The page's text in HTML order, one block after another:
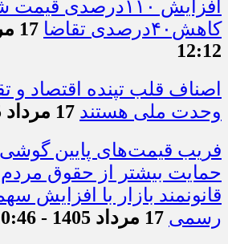
افزایش ۱۱۰درصدی
کاهش۴۰درصدی تقاضا
12:12
اصناف قلب تپنده اقتصاد و
وحدت ملی هستند 17 مرداد 1405 - 11:21
فریب قیمت‌های پایین گوشی
حمایت بیشتر از حقوق مردم
قانونمند بازار با افزایش
رسمی 17 مرداد 1405 - 10:46